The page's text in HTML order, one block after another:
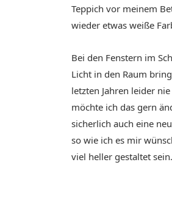
Teppich vor meinem
wieder etwas weiße
Bei den Fenstern im
Licht in den Raum
letzten Jahren leider
möchte ich das gern
sicherlich auch eine
so wie ich es mir
viel heller gestaltet sein.